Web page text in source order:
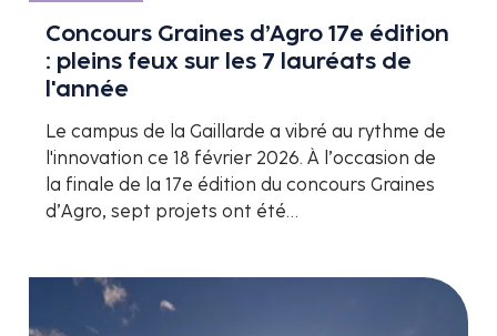
Concours Graines d’Agro 17e édition
: pleins feux sur les 7 lauréats de
l'année
Le campus de la Gaillarde a vibré au rythme de
l'innovation ce 18 février 2026. À l’occasion de
la finale de la 17e édition du concours Graines
d’Agro, sept projets ont été…